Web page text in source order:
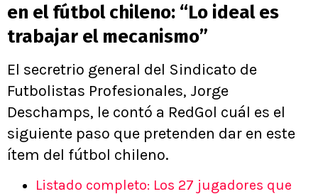
en el fútbol chileno: “Lo ideal es
trabajar el mecanismo”
El secretrio general del Sindicato de
Futbolistas Profesionales, Jorge
Deschamps, le contó a RedGol cuál es el
siguiente paso que pretenden dar en este
ítem del fútbol chileno.
Listado completo: Los 27 jugadores que